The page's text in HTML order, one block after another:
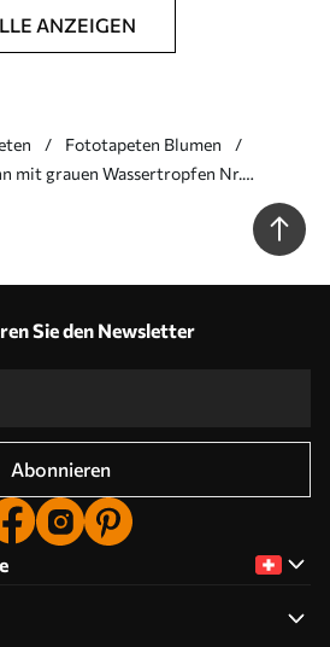
ANZEIGEN
Fototapeten Blumen
mit grauen Wassertropfen Nr.
Sie den Newsletter
Abonnieren